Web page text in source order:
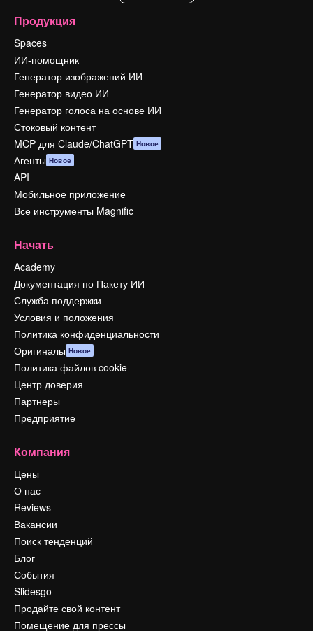
Продукция
Spaces
ИИ-помощник
Генератор изображений ИИ
Генератор видео ИИ
Генератор голоса на основе ИИ
Стоковый контент
MCP для Claude/ChatGPT Новое
Агенты Новое
API
Мобильное приложение
Все инструменты Magnific
Начать
Academy
Документация по Пакету ИИ
Служба поддержки
Условия и положения
Политика конфиденциальности
Оригиналы Новое
Политика файлов cookie
Центр доверия
Партнеры
Предприятие
Компания
Цены
О нас
Reviews
Вакансии
Поиск тенденций
Блог
События
Slidesgo
Продайте свой контент
Помещение для прессы